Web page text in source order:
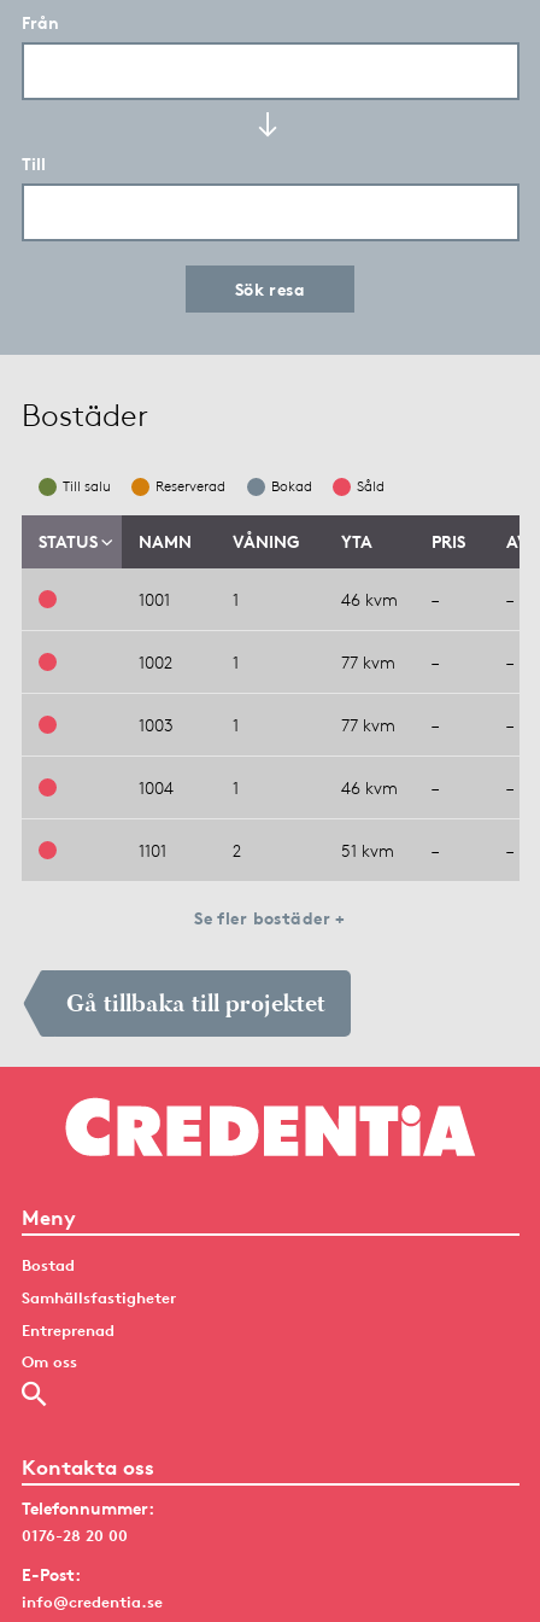
Från
Till
Sök resa
Bostäder
Till salu Reserverad Bokad Såld
STATUS NAMN VÅNING YTA PRIS
1001 1 46 kvm – –
1002 1 77 kvm – –
1003 1 77 kvm – –
1004 1 46 kvm – –
1101 2 51 kvm – –
Se fler bostäder +
Gå tillbaka till projektet
Meny
Bostad
Samhällsfastigheter
Entreprenad
Om oss
Kontakta oss
Telefonnummer:
0176-28 20 00
E-Post:
info@credentia.se